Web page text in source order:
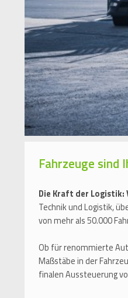
Fahrzeuge sind
Die Kraft der
Technik und Logistik,
von mehr als 50.000
Ob für renommierte
Maßstäbe in der
finalen Aussteuerung